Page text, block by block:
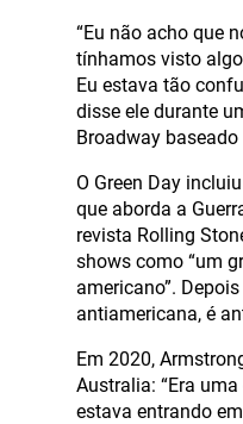
“Eu não acho que
tínhamos visto
Eu estava tão
disse ele durante
Broadway
O Green Day
que aborda a
revista Rolling
shows como “um
americano”.
antiamericana, é
Em 2020,
Australia: “Era
estava entrando